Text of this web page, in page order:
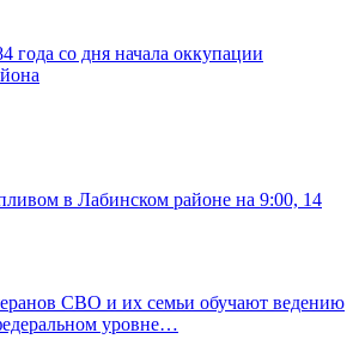
года со дня начала оккупации
в Лабинском районе на 9:00, 14
СВО и их семьи обучают ведению
уровне…